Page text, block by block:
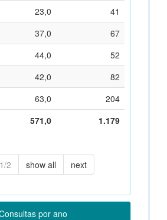
23,0
41
37,0
67
44,0
52
42,0
82
63,0
204
571,0
1.179
1/2 show all next
por ano